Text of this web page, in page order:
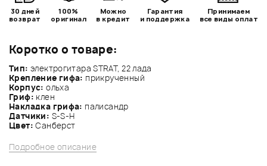
Коротко о товаре:
Тип: электрогитара STRAT, 22 лада
Крепление гифа: прикрученный
Корпус: ольха
Гриф: клен
Накладка грифа: палисандр
Датчики: S-S-Н
Цвет: Санберст
Подробное описание
30 дней
возврат
100%
оригинал
Можно
в кредит
Гарантия
и поддержка
Принимаем
все виды оплат